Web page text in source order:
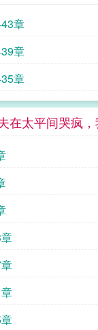
章
章
章
在太平间哭疯